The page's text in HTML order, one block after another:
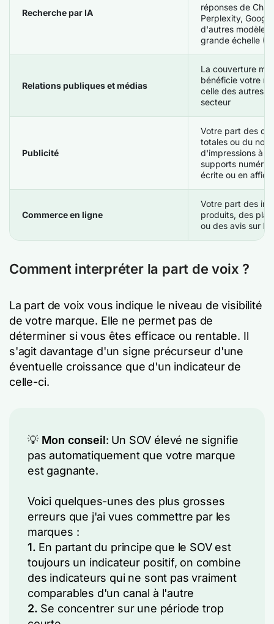
Recherche par IA
réponses de
Perplexity,
d'autres modèles
grande échelle
Relations publiques et médias
La couverture
bénéficie votre
celle des autres
secteur
Publicité
Votre part des
totales ou du
d'impressions à
supports
écrite ou en
Commerce en ligne
Votre part des
produits, des
ou des avis sur
Comment interpréter la part de voix ?
La part de voix vous indique le niveau de visibilité
de votre marque. Elle ne permet pas de
déterminer si vous êtes efficace ou rentable. Il
s'agit davantage d'un signe précurseur d'une
éventuelle croissance que d'un indicateur de
celle-ci.
💡 Mon conseil: Un SOV élevé ne signifie
pas automatiquement que votre marque
est gagnante.
Voici quelques-unes des plus grosses
erreurs que j'ai vues commettre par les
marques :
1. En partant du principe que le SOV est
toujours un indicateur positif, on combine
des indicateurs qui ne sont pas vraiment
comparables d'un canal à l'autre
2. Se concentrer sur une période trop